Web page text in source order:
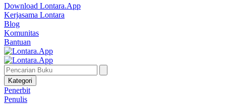
Download Lontara.App
Kerjasama Lontara
Blog
Komunitas
Bantuan
Kategori
Penerbit
Penulis